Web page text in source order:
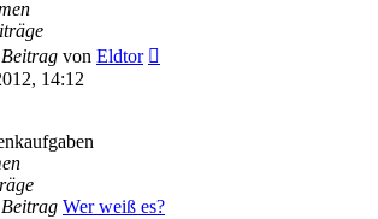
von Eldtor
14:12
Wer weiß es?